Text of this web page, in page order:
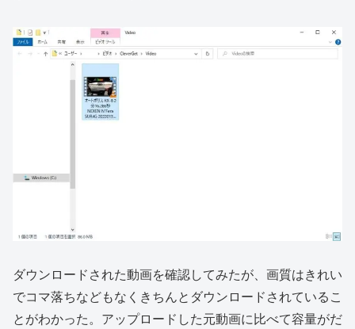
ダウンロードされた動画を確認してみたが、画質はきれい
でコマ落ちなどもなくきちんとダウンロードされているこ
とがわかった。アップロードした元動画に比べて容量がだ